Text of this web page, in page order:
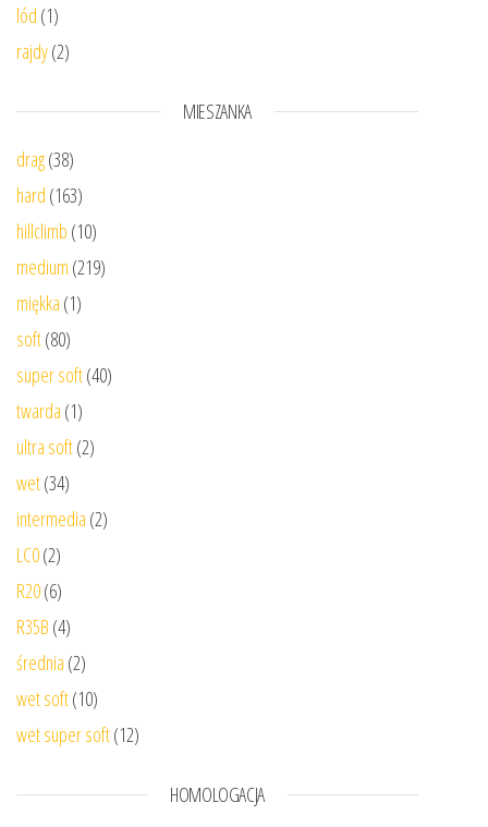
lód (1)
rajdy(2)
MIESZANKA
drag(38)
hard (163)
hillclimb (10)
medium (219)
miękka (1)
soft(80)
super soft(40)
twarda (1)
ultra soft(2)
wet(34)
intermedia (2)
LC0(2)
R20(6)
R35B (4)
średnia (2)
wet soft(10)
wet super soft(12)
HOMOLOGACJA